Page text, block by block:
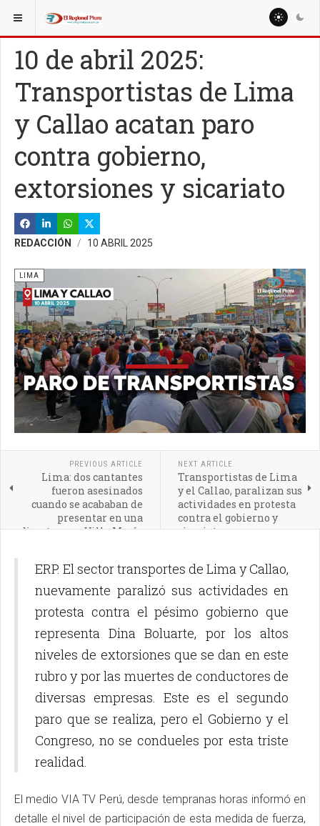
ESTÁ AQUÍ: NACIONALES
10 de abril 2025:
Transportistas de Lima
y Callao acatan paro
contra gobierno,
extorsiones y sicariato
REDACCIÓN 10 ABRIL 2025
LIMA
PREVIOUS ARTICLE
Lima: dos cantantes
fueron asesinados
cuando se acababan de
presentar en una
discoteca en Villa María
NEXT ARTICLE
Transportistas de Lima
y el Callao, paralizan sus
actividades en protesta
contra el gobierno y
sicariato
ERP. El sector transportes de Lima y Callao,
nuevamente paralizó sus actividades en
protesta contra el pésimo gobierno que
representa Dina Boluarte, por los altos
niveles de extorsiones que se dan en este
rubro y por las muertes de conductores de
diversas empresas. Este es el segundo
paro que se realiza, pero el Gobierno y el
Congreso, no se condueles por esta triste
realidad.
El medio VIA TV Perú, desde tempranas horas informó en
detalle el nivel de participación de esta medida de fuerza,